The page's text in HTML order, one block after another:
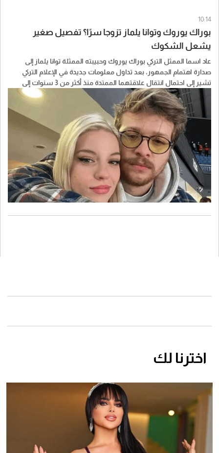
10:14
بوراك يوروك وتوانا يلماز تزوجا سرًا؟ تفصيل صغير
يشعل الشكوك
عاد اسما الممثل التركي بوراك يوروك وحبيبته الممثلة توانا يلماز إلى
صدارة اهتمام الجمهور، بعد تداول معلومات جديدة في الإعلام التركي
تشير إلى احتمال انتقال علاقتهما الممتدة منذ أكثر من 3 سنوات إلى
الزواج، من دون إعلان رسمي حتى الآن.
اخترنا لك